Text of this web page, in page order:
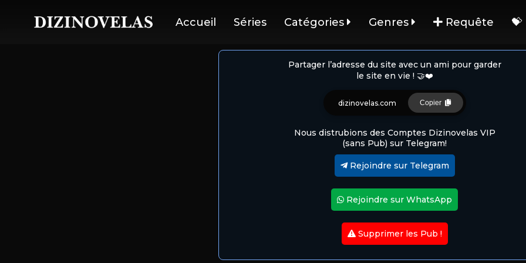
Accueil Séries Catégories Genres Requête
Partager l’adresse du site avec un ami pour garder
le site en vie ! 🤝❤️
dizinovelas.com Copier
Nous distrubions des Comptes Dizinovelas VIP
(sans Pub) sur Telegram!
Rejoindre sur Telegram
Rejoindre sur WhatsApp
Supprimer les Pub !